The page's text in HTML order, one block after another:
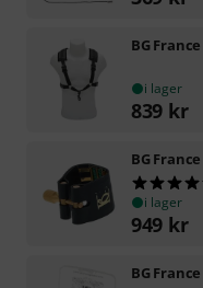
BG France
i lager
839 kr
BG France
i lager
949 kr
BG France